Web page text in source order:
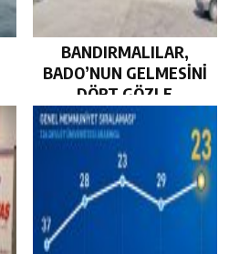
BANDIRMALILAR,
BADO’NUN GELMESİNİ
DÖRT GÖZLE
BEKLİYOR…